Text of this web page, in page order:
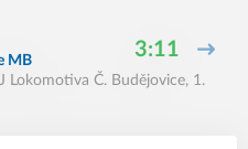
MB
3:11
TJ Lokomotiva Č. Budějovice, 1.